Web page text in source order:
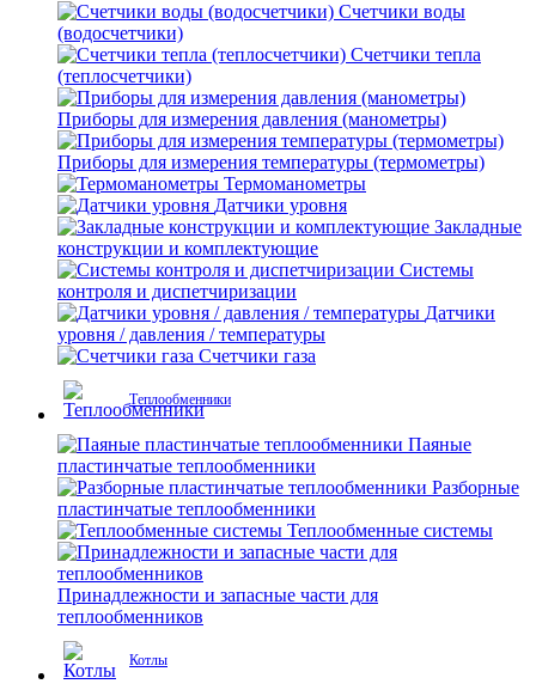
Счетчики воды
(водосчетчики)
Счетчики тепла
(теплосчетчики)
Приборы для измерения давления (манометры)
Приборы для измерения температуры (термометры)
Термоманометры
Датчики уровня
Закладные
конструкции и комплектующие
Системы
контроля и диспетчиризации
Датчики
уровня / давления / температуры
Счетчики газа
Теплообменники
Паяные
пластинчатые теплообменники
Разборные
пластинчатые теплообменники
Теплообменные системы
Принадлежности и запасные части для
теплообменников
Котлы